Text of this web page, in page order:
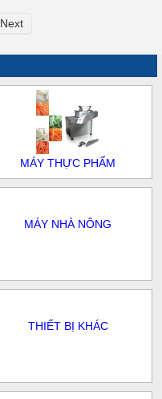
Next
MÁY THỰC PHẨM
MÁY NHÀ NÔNG
THIẾT BỊ KHÁC